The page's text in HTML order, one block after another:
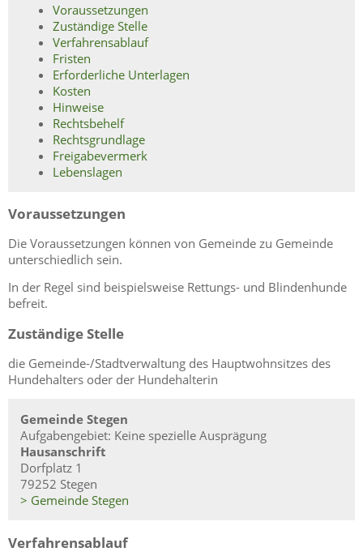
Voraussetzungen
Zuständige Stelle
Verfahrensablauf
Fristen
Erforderliche Unterlagen
Kosten
Hinweise
Rechtsbehelf
Rechtsgrundlage
Freigabevermerk
Lebenslagen
Voraussetzungen
Die Voraussetzungen können von Gemeinde zu Gemeinde
unterschiedlich sein.
In der Regel sind beispielsweise Rettungs- und Blindenhunde
befreit.
Zuständige Stelle
die Gemeinde-/Stadtverwaltung des Hauptwohnsitzes des
Hundehalters oder der Hundehalterin
Gemeinde Stegen
Aufgabengebiet: Keine spezielle Ausprägung
Hausanschrift
Dorfplatz 1
79252 Stegen
> Gemeinde Stegen
Verfahrensablauf